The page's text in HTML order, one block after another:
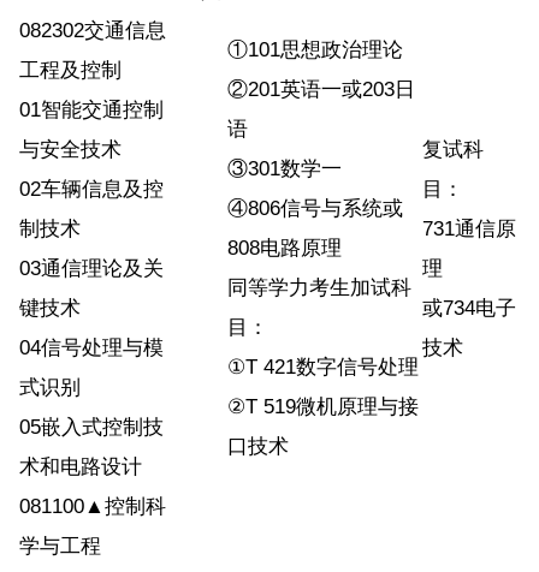
082302交通信息
工程及控制
01智能交通控制
与安全技术
02车辆信息及控
制技术
03通信理论及关
键技术
04信号处理与模
式识别
05嵌入式控制技
术和电路设计
①101思想政治理论
②201英语一或203日
语
③301数学一
④806信号与系统或
808电路原理
同等学力考生加试科
目：
①T 421数字信号处理
②T 519微机原理与接
口技术
复试科
目：
731通信原
理
或734电子
技术
081100▲控制科
学与工程